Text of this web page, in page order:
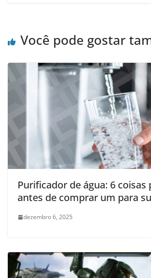
Você pode gostar
Purificador de água: 6 coisas
antes de comprar um para
dezembro 6, 2025